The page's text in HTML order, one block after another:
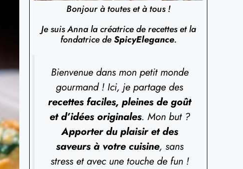
Bonjour à toutes et à tous !
Je suis Anna la créatrice de recettes et la
fondatrice deSpicyElegance.
Bienvenue dans mon petit monde
gourmand ! Ici, je partage des
recettes faciles, pleines de goût
et d’idées originales. Mon but ?
Apporter du plaisir et des
saveurs à votre cuisine, sans
stress et avec une touche de fun !